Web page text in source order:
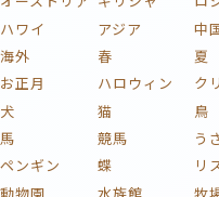
ハワイ
アジア 中
海外
春 夏
お正月
ハロウィン ク
犬
猫 鳥
馬
競馬 う
ペンギン
蝶 リ